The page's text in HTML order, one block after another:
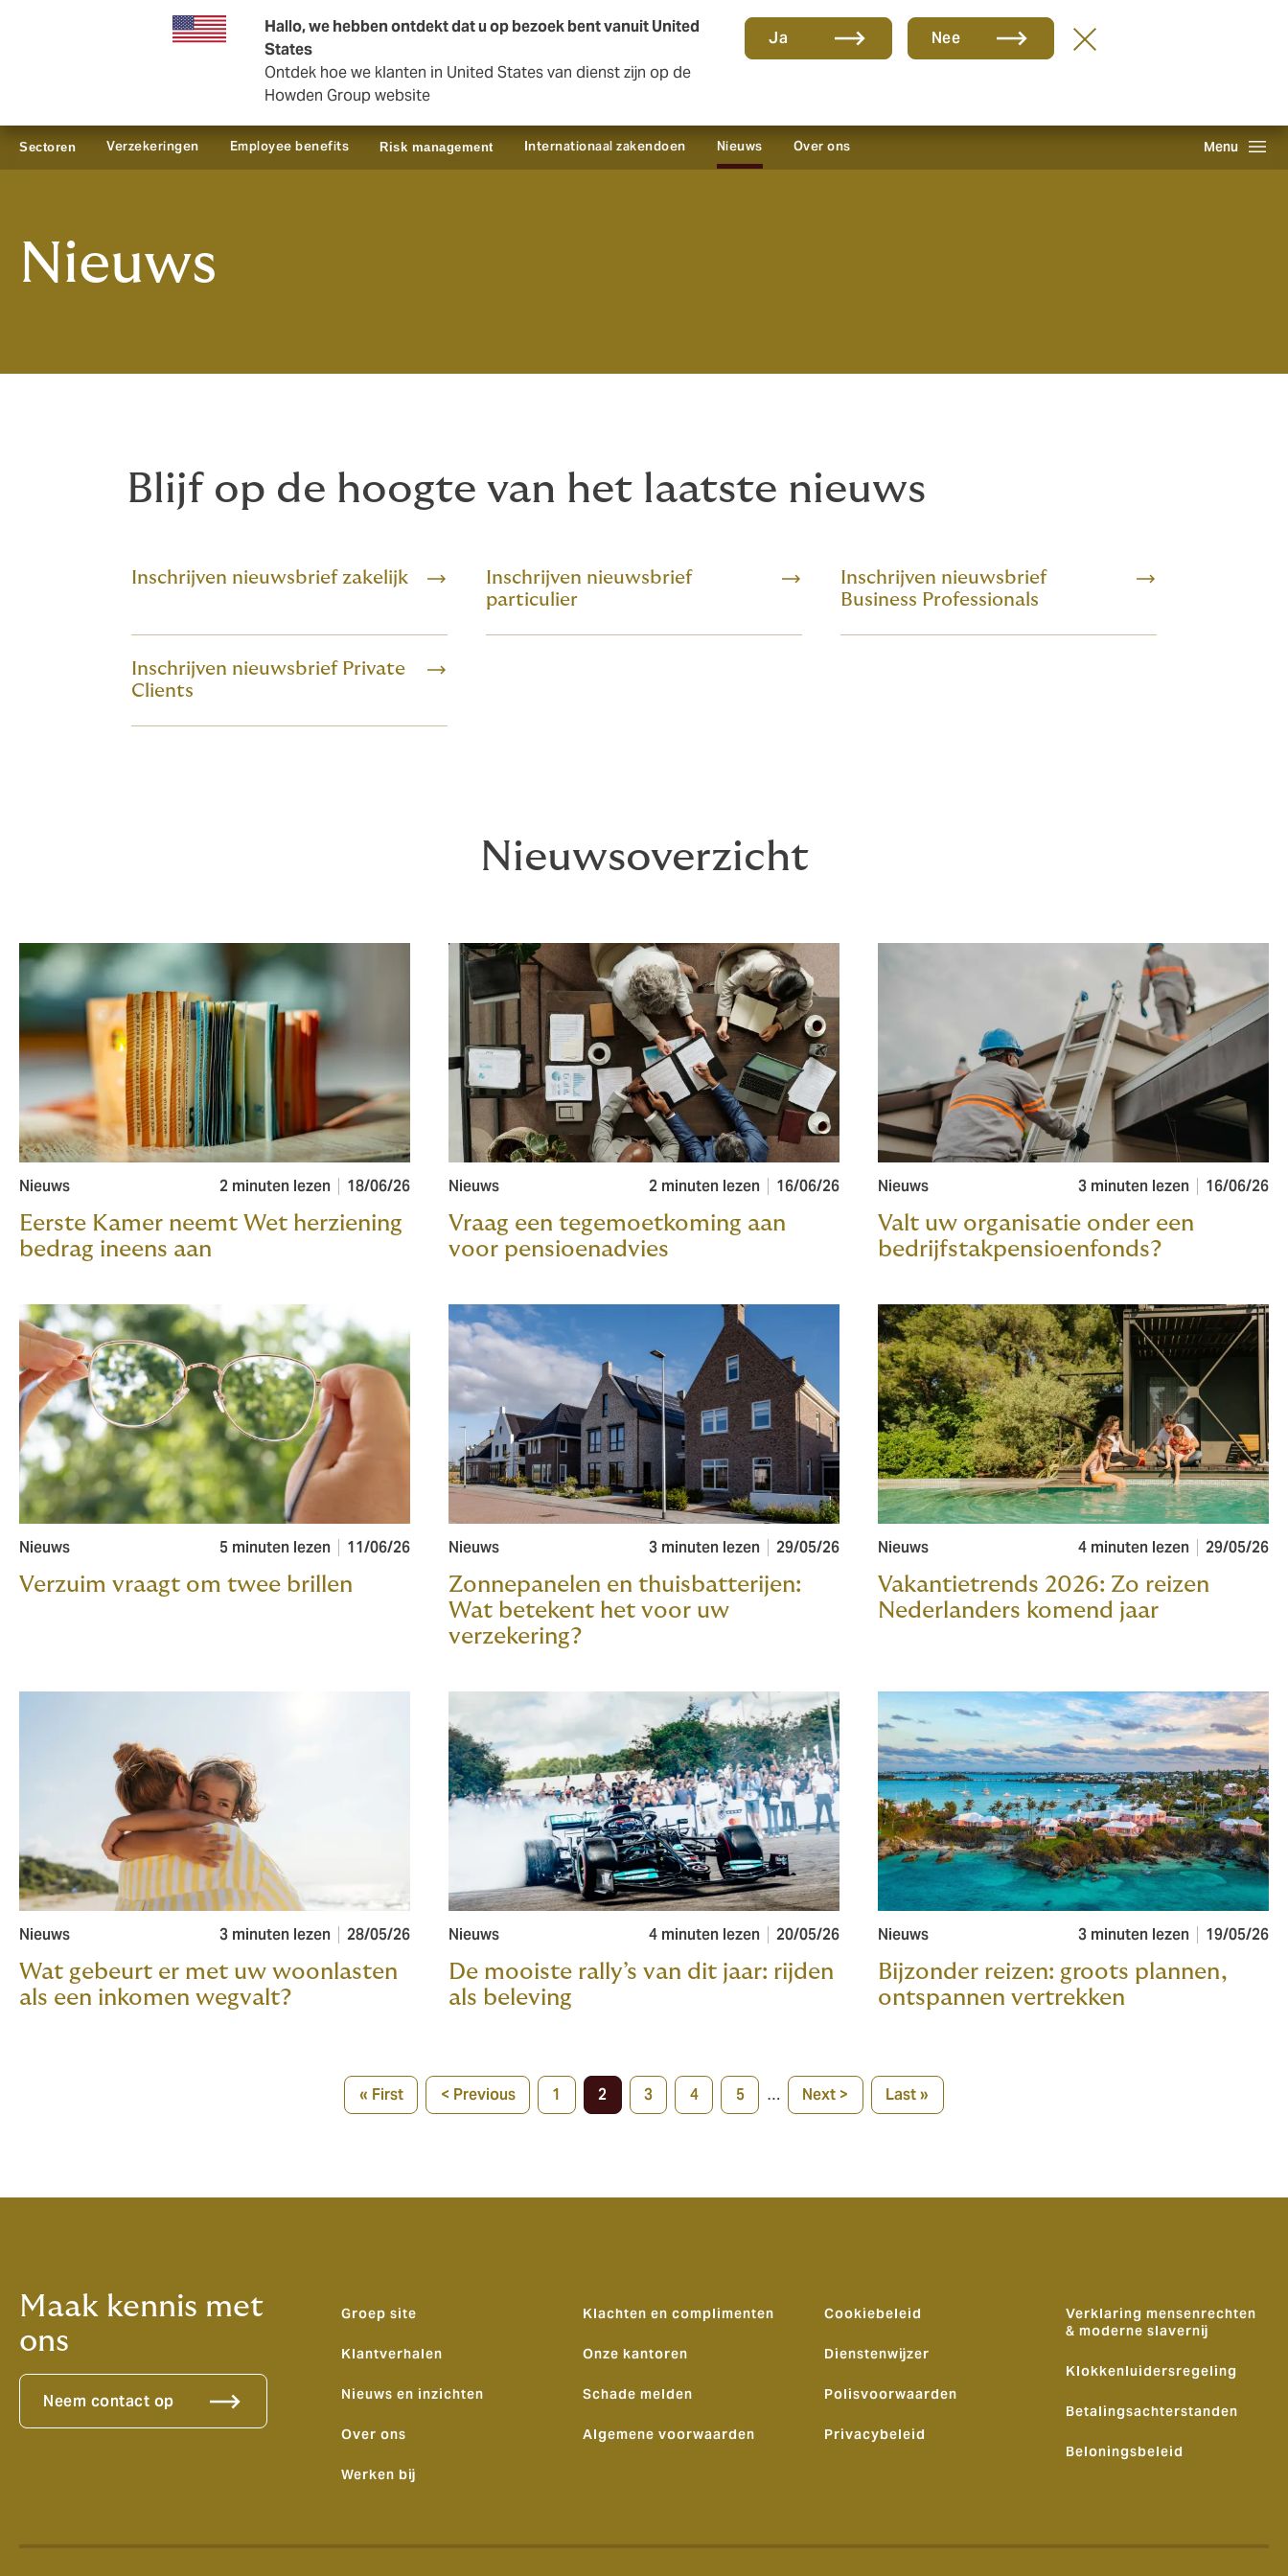
Hallo, we hebben ontdekt dat u op bezoek bent vanuit United
States
Ontdek hoe we klanten in United States van dienst zijn op de
Howden Group website
Ja Nee
Private Insurance
Sectoren Verzekeringen Employee benefits Risk management Internationaal zakendoen Nieuws Over ons Menu
Nieuws
Blijf op de hoogte van het laatste nieuws
Inschrijven nieuwsbrief zakelijk
Inschrijven nieuwsbrief
particulier
Inschrijven nieuwsbrief
Business Professionals
Inschrijven nieuwsbrief Private
Clients
Nieuwsoverzicht
Nieuws 2 minuten lezen 18/06/26
Eerste Kamer neemt Wet herziening
bedrag ineens aan
Nieuws 2 minuten lezen 16/06/26
Vraag een tegemoetkoming aan
voor pensioenadvies
Nieuws 3 minuten lezen 16/06/26
Valt uw organisatie onder een
bedrijfstakpensioenfonds?
Nieuws 5 minuten lezen 11/06/26
Verzuim vraagt om twee brillen
Nieuws 3 minuten lezen 29/05/26
Zonnepanelen en thuisbatterijen:
Wat betekent het voor uw
verzekering?
Nieuws 4 minuten lezen 29/05/26
Vakantietrends 2026: Zo reizen
Nederlanders komend jaar
Nieuws 3 minuten lezen 28/05/26
Wat gebeurt er met uw woonlasten
als een inkomen wegvalt?
Nieuws 4 minuten lezen 20/05/26
De mooiste rally’s van dit jaar: rijden
als beleving
Nieuws 3 minuten lezen 19/05/26
Bijzonder reizen: groots plannen,
ontspannen vertrekken
First
page
« First Previous
page
< Previous Page
1 Current
page
2 Page
3 Page
4 Page
5 … Next
page
Next > Last
page
Last »
Maak kennis met
ons
Neem contact op
Groep site
Klantverhalen
Nieuws en inzichten
Over ons
Werken bij
Klachten en complimenten
Onze kantoren
Schade melden
Algemene voorwaarden
Cookiebeleid
Dienstenwijzer
Polisvoorwaarden
Privacybeleid
Verklaring mensenrechten
& moderne slavernij
Klokkenluidersregeling
Betalingsachterstanden
Beloningsbeleid